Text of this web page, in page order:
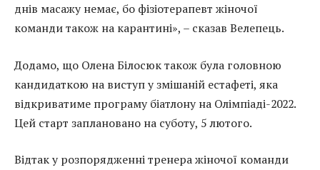
днів масажу немає, бо фізіотерапевт жіночої
команди також на карантині», – сказав Велепець.
Додамо, що Олена Білосюк також була головною
кандидаткою на виступ у змішаній естафеті, яка
відкриватиме програму біатлону на Олімпіаді-2022.
Цей старт заплановано на суботу, 5 лютого.
Відтак у розпорядженні тренера жіночої команди